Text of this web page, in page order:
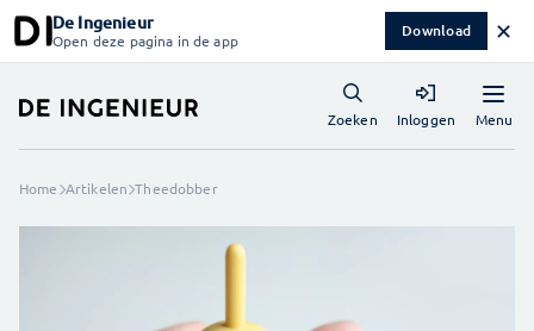
De Ingenieur
Open deze pagina in de app Download ✕
Menu
Zoeken Inloggen
Home Artikelen Theedobber